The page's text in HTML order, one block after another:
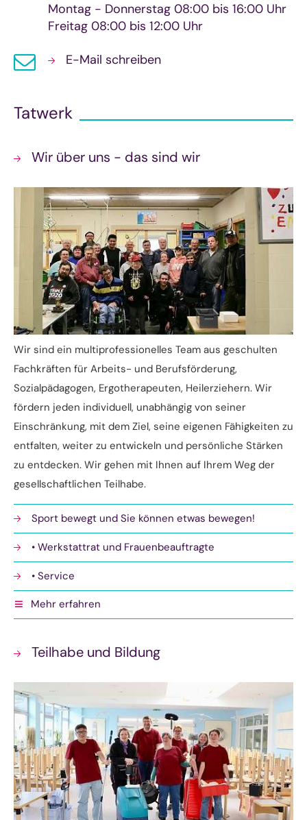
Montag - Donnerstag 08:00 bis 16:00 Uhr
Freitag 08:00 bis 12:00 Uhr
E-Mail schreiben
Tatwerk
Wir über uns - das sind wir
Wir sind ein multiprofessionelles Team aus geschulten
Fachkräften für Arbeits- und Berufsförderung,
Sozialpädagogen, Ergotherapeuten, Heilerziehern. Wir
fördern jeden individuell, unabhängig von seiner
Einschränkung, mit dem Ziel, seine eigenen Fähigkeiten zu
entfalten, weiter zu entwickeln und persönliche Stärken
zu entdecken. Wir gehen mit Ihnen auf Ihrem Weg der
gesellschaftlichen Teilhabe.
Sport bewegt und Sie können etwas bewegen!
• Werkstattrat und Frauenbeauftragte
• Service
• Förderverein
Sport bewegt und Sie können etwas bewegen!
Schichtwechsel im Tatwerk
„Gang des Erinnerns und der Zuversicht“ in Ahrensburg
BUNTE STEINE FÜR ANNELIESE – Ein stilles Gedenken in Ahrensburg
Mehr erfahren
Teilhabe und Bildung